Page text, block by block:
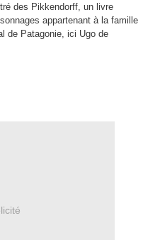
des Pikkendorff, un livre
appartenant à la famille
de Patagonie, ici Ugo de